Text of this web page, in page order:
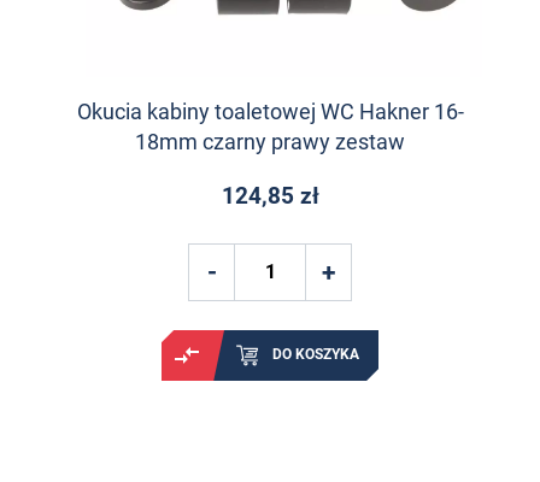
Okucia kabiny toaletowej WC Hakner 16-
18mm czarny prawy zestaw
124,85 zł
DO KOSZYKA